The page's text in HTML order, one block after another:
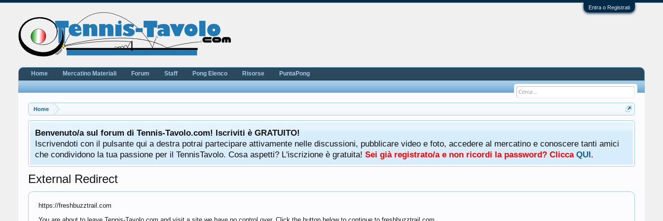
Entra o Registrati
Home
Benvenuto/a sul forum di Tennis-Tavolo.com! Iscriviti è GRATUITO!
Iscrivendoti con il pulsante qui a destra potrai partecipare attivamente nelle discussioni, pubblicare video e foto, accedere al mercatino e conoscere tanti amici
che condividono la tua passione per il TennisTavolo. Cosa aspetti? L'iscrizione è gratuita! Sei già registrato/a e non ricordi la password? Clicca QUI.
External Redirect
https://freshbuzztrail.com
Home Mercatino Materiali Forum Staff Pong Elenco Risorse PuntaPong